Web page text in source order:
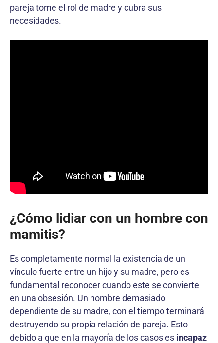
pareja tome el rol de madre y cubra sus
necesidades.
¿Cómo lidiar con un hombre con
mamitis?
Es completamente normal la existencia de un
vínculo fuerte entre un hijo y su madre, pero es
fundamental reconocer cuando este se convierte
en una obsesión. Un hombre demasiado
dependiente de su madre, con el tiempo terminará
destruyendo su propia relación de pareja. Esto
debido a que en la mayoría de los casos es incapaz